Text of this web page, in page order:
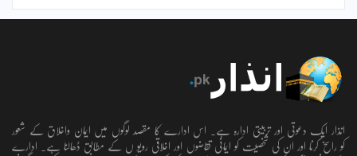
انذار ایک دعوتی اور تربیتی ادارہ ہے۔ اس ادارے کا مقصد لوگوں میں ایمان واخلاق کے شعور
کو راسخ کرنا اور ان کی شخصیت کو ایمانی تقاضوں اور اخلاقی رویو ں کے مطابق ڈھالنا ہے۔ ادارے